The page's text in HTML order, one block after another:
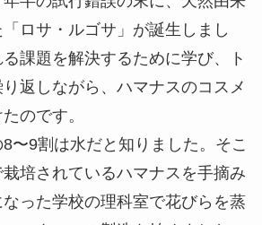
ロサ・ルゴサ」が誕生しまし
課題を解決するために学び、ト
返しながら、ハマナスのコスメ
のです。
〜9割は水だと知りました。そこ
培されているハマナスを手摘み
った学校の理科室で花びらを蒸